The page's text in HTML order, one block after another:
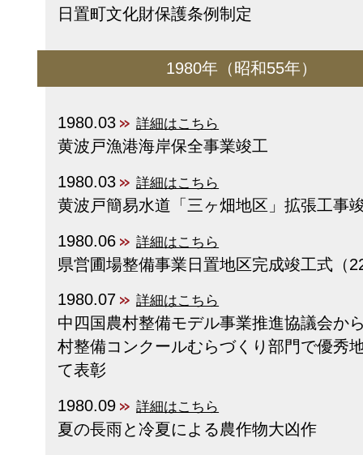
日置町文化財保護条例制定
1980年（昭和55年）
1980.03 詳細はこちら
黄波戸漁港海岸保全事業竣工
1980.03
詳細はこちら
黄波戸簡易水道「三ヶ畑地区」拡張工事
1980.06
詳細はこちら
県営圃場整備事業日置地区完成竣工式（
1980.07
詳細はこちら
中四国農村整備モデル事業推進協議会か
村整備コンクールむらづくり部門で優秀
て表彰
1980.09
詳細はこちら
夏の長雨と冷夏による農作物大凶作